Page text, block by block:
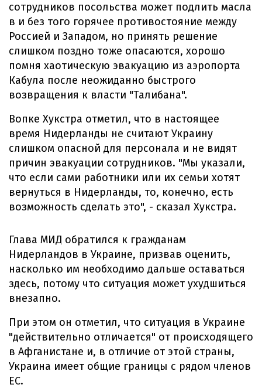
сотрудников посольства может подлить масла
в и без того горячее противостояние между
Россией и Западом, но принять решение
слишком поздно тоже опасаются, хорошо
помня хаотическую эвакуацию из аэропорта
Кабула после неожиданно быстрого
возвращения к власти "Талибана".
Вопке Хукстра отметил, что в настоящее
время Нидерланды не считают Украину
слишком опасной для персонала и не видят
причин эвакуации сотрудников. "Мы указали,
что если сами работники или их семьи хотят
вернуться в Нидерланды, то, конечно, есть
возможность сделать это", - сказал Хукстра.
Глава МИД обратился к гражданам
Нидерландов в Украине, призвав оценить,
насколько им необходимо дальше оставаться
здесь, потому что ситуация может ухудшиться
внезапно.
При этом он отметил, что ситуация в Украине
"действительно отличается" от происходящего
в Афганистане и, в отличие от этой страны,
Украина имеет общие границы с рядом членов
ЕС.